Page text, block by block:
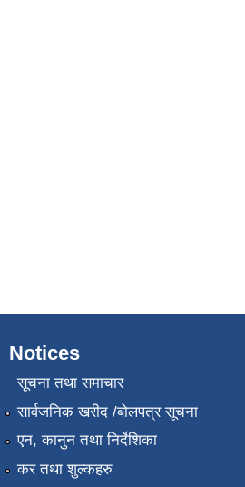
Notices
सूचना तथा समाचार
सार्वजनिक खरीद /बोलपत्र सूचना
एन, कानुन तथा निर्देशिका
कर तथा शुल्कहरु